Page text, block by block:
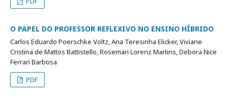
O PAPEL DO PROFESSOR REFLEXIVO NO ENSINO HÍBRIDO
Carlos Eduardo Poerschke Voltz, Ana Teresinha Elicker, Viviane
Cristina de Mattos Battistello, Rosemari Lorenz Martins, Debora Nice
Ferrari Barbosa
PDF